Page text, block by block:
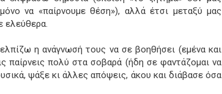
να «παίρνουμε θέση»), αλλά έτσι μεταξύ μας
ελεύθερα.
η ανάγνωσή τους να σε βοηθήσει (εμένα και
παίρνεις πολύ στα σοβαρά (ήδη σε φαντάζομαι να
ψάξε κι άλλες απόψεις, άκου και διάβασε όσα